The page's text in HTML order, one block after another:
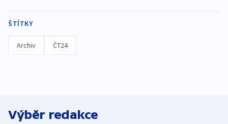
ŠTÍTKY
Archiv ČT24
Výběr redakce